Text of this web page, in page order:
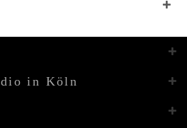
in Köln